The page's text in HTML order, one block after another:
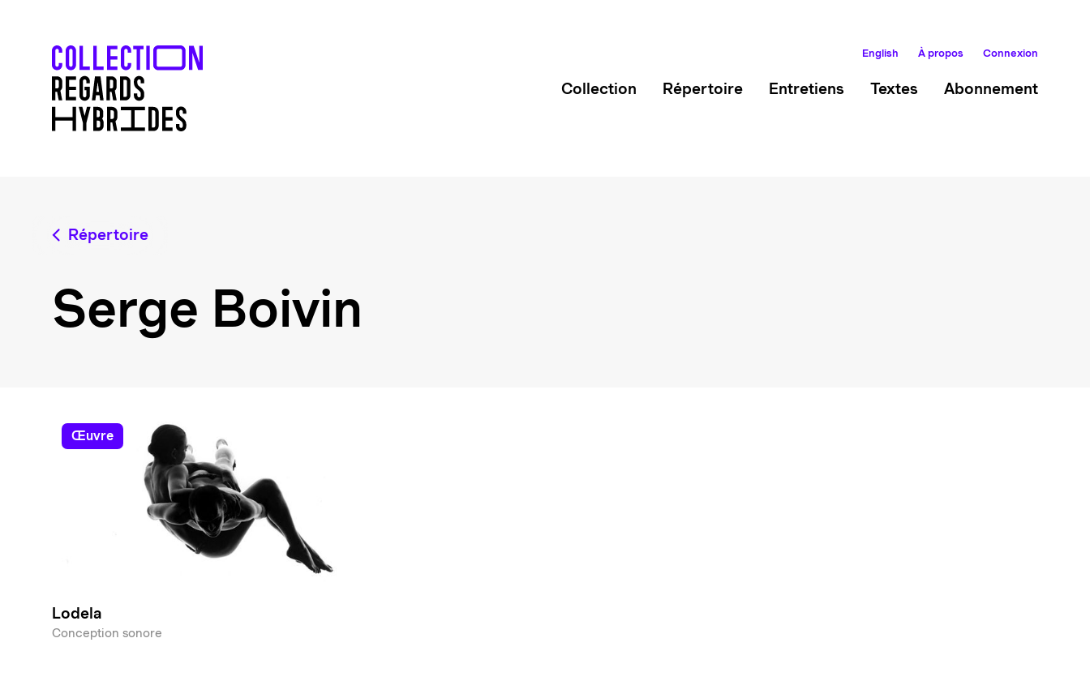
English À propos Connexion
Collection Répertoire Entretiens Textes Abonnement
Répertoire
Serge Boivin
œuvre
Lodela
Conception sonore